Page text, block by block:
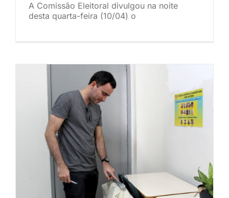
A Comissão Eleitoral divulgou na noite
desta quarta-feira (10/04) o